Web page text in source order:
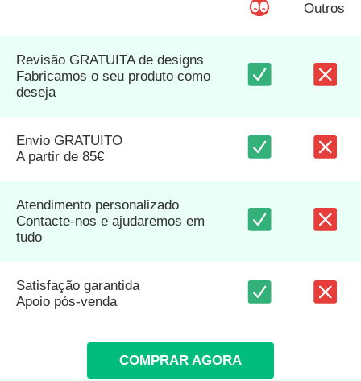
Outros
Revisão GRATUITA de designs
Fabricamos o seu produto como
deseja
Envio GRATUITO
A partir de 85€
Atendimento personalizado
Contacte-nos e ajudaremos em
tudo
Satisfação garantida
Apoio pós-venda
COMPRAR AGORA